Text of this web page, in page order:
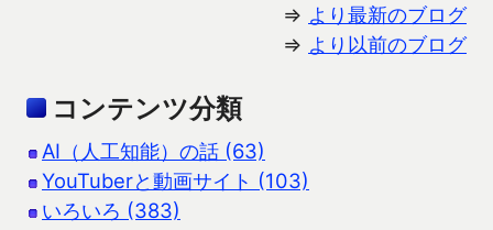
⇒ より最新のブログ
⇒ より以前のブログ
コンテンツ分類
AI（人工知能）の話 (63)
YouTuberと動画サイト (103)
いろいろ (383)